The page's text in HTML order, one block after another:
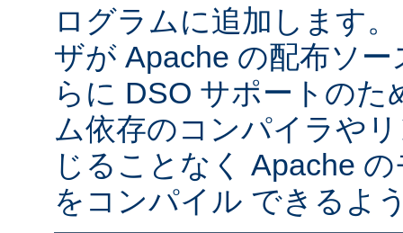
ログラムに追加します
ザが Apache の配布ソ
らに DSO サポートの
ム依存のコンパイラや
じることなく Apache
をコンパイル できるよ